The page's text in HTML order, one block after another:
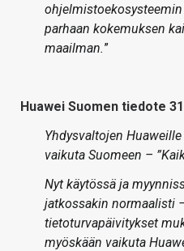
parhaan kokemuksen
maailman.”
Huawei Suomen tiedote
Yhdysvaltojen
vaikuta Suomeen –
Nyt käytössä ja
jatkossakin normaalisti
tietoturvapäivitykset
myöskään vaikuta